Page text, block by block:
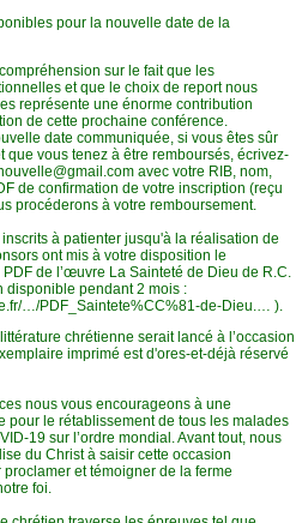
pour la nouvelle date de la
sur le fait que les
et que le choix de report nous
représente une énorme contribution
de cette prochaine conférence.
date communiquée, si vous êtes sûr
que vous tenez à être remboursés, écrivez-
avec votre RIB, nom,
de confirmation de votre inscription (reçu
procéderons à votre remboursement.
à patienter jusqu'à la réalisation de
ont mis à votre disposition le
de l’œuvre La Sainteté de Dieu de R.C.
disponible pendant 2 mois :
…/PDF_Saintete%CC%81-de-Dieu.… ).
chrétienne serait lancé à l’occasion
imprimé est d'ores-et-déjà réservé
nous vous encourageons à une
pour le rétablissement de tous les malades
19 sur l’ordre mondial. Avant tout, nous
du Christ à saisir cette occasion
et témoigner de la ferme
foi.